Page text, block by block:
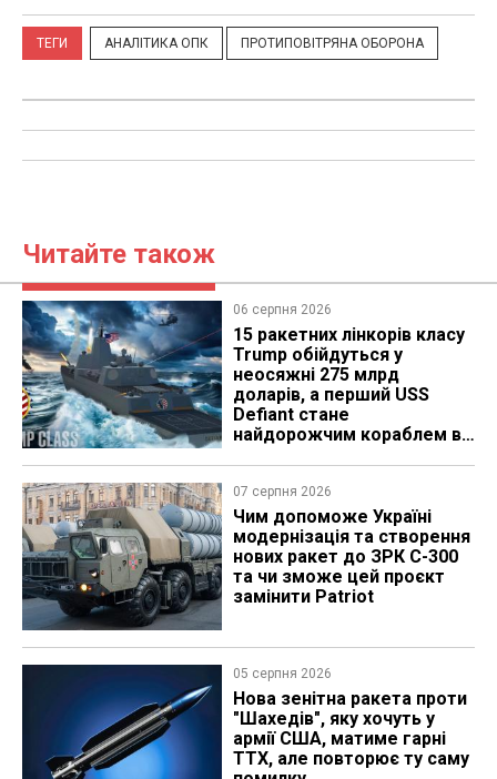
ТЕГИ АНАЛІТИКА ОПК ПРОТИПОВІТРЯНА ОБОРОНА
Читайте також
06 серпня 2026
15 ракетних лінкорів класу
Trump обійдуться у
неосяжні 275 млрд
доларів, а перший USS
Defiant стане
найдорожчим кораблем в
07 серпня 2026
Чим допоможе Україні
модернізація та створення
нових ракет до ЗРК С-300
та чи зможе цей проєкт
замінити Patriot
05 серпня 2026
Нова зенітна ракета проти
"Шахедів", яку хочуть у
армії США, матиме гарні
ТТХ, але повторює ту саму